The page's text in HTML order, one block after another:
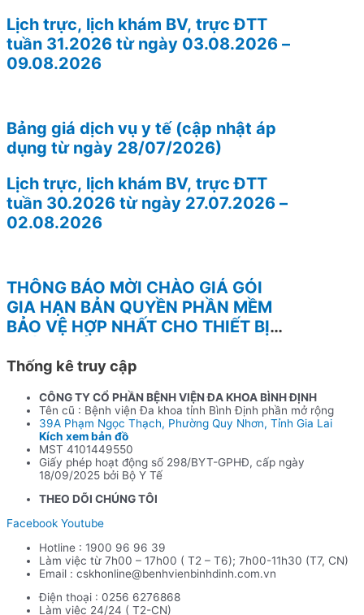
Lịch trực, lịch khám BV, trực ĐTT
tuần 31.2026 từ ngày 03.08.2026 –
09.08.2026
Bảng giá dịch vụ y tế (cập nhật áp
dụng từ ngày 28/07/2026)
Lịch trực, lịch khám BV, trực ĐTT
tuần 30.2026 từ ngày 27.07.2026 –
02.08.2026
THÔNG BÁO MỜI CHÀO GIÁ GÓI
GIA HẠN BẢN QUYỀN PHẦN MỀM
BẢO VỆ HỢP NHẤT CHO THIẾT BỊ
– 400F
Thống kê truy cập
CÔNG TY CỔ PHẦN BỆNH VIỆN ĐA KHOA BÌNH ĐỊNH
Tên cũ : Bệnh viện Đa khoa tỉnh Bình Định phần mở rộng
39A Phạm Ngọc Thạch, Phường Quy Nhơn, Tỉnh Gia Lai
Kích xem bản đồ
MST 4101449550
Giấy phép hoạt động số 298/BYT-GPHĐ, cấp ngày
18/09/2025 bởi Bộ Y Tế
THEO DÕI CHÚNG TÔI
Facebook Youtube
Hotline : 1900 96 96 39
Làm việc từ 7h00 – 17h00 ( T2 – T6); 7h00-11h30 (T7, CN)
Email : cskhonline@benhvienbinhdinh.com.vn
Điện thoại : 0256 6276868
Làm việc 24/24 ( T2-CN)